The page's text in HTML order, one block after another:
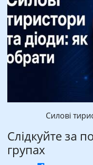
Силові
Слідкуйте за
групах